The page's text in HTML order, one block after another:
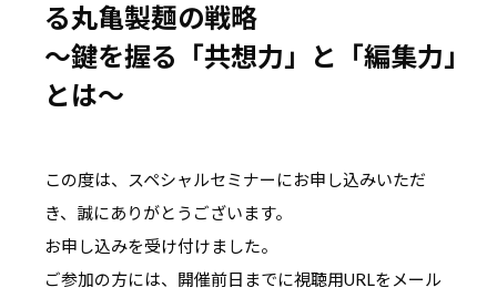
る丸亀製麺の戦略
～鍵を握る「共想力」と「編集力」
とは～
この度は、スペシャルセミナーにお申し込みいただ
き、誠にありがとうございます。
お申し込みを受け付けました。
ご参加の方には、開催前日までに視聴用URLをメール